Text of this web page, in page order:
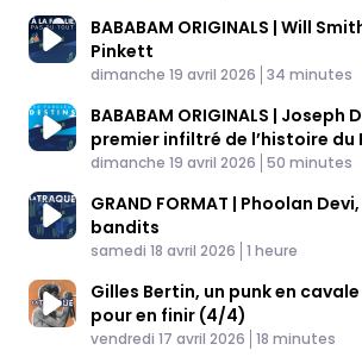
BABABAM ORIGINALS | Will Smith et Jada
Pinkett
Published At
dimanche 19 avril 2026 Time
34 minutes
BABABAM ORIGINALS | Joseph
premier infiltré de l’histoire du
Published At
dimanche 19 avril 2026 Time
50 minutes
GRAND FORMAT | Phoolan
bandits
Published At
samedi 18 avril 2026 Time
1 heure
Gilles Bertin, un punk en
pour en finir (4/4)
Published At
vendredi 17 avril 2026 Time
18 minutes